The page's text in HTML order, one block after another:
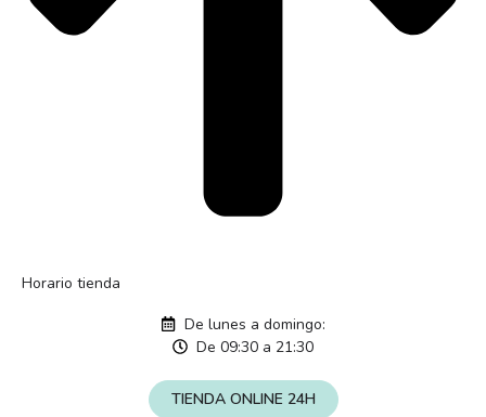
Horario tienda
De lunes a domingo:
De 09:30 a 21:30
TIENDA ONLINE 24H